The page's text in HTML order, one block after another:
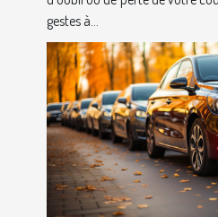
gestes à...